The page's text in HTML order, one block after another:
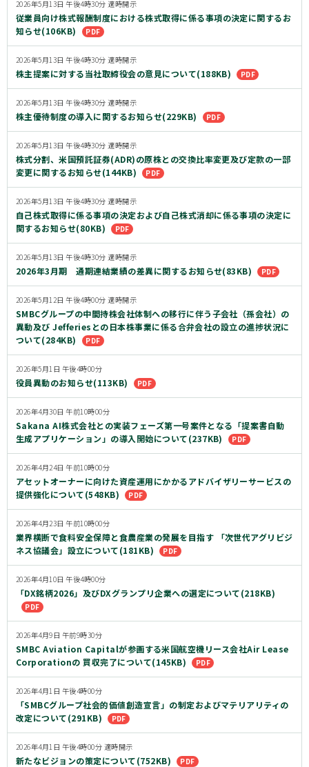
2026年5月13日 午後4時30分 適時開示
従業員向け株式報酬制度における株式取得に係る事項の決定に関するお
知らせ(106KB)
2026年5月13日 午後4時30分 適時開示
株主提案に対する当社取締役会の意見について(188KB)
2026年5月13日 午後4時30分 適時開示
株主優待制度の導入に関するお知らせ(229KB)
2026年5月13日 午後4時30分 適時開示
株式分割、米国預託証券(ADR)の原株との交換比率変更及び定款の一部
変更に関するお知らせ(144KB)
2026年5月13日 午後4時30分 適時開示
自己株式取得に係る事項の決定および自己株式消却に係る事項の決定に
関するお知らせ(80KB)
2026年5月13日 午後4時30分 適時開示
2026年3月期 通期連結業績の差異に関するお知らせ(83KB)
2026年5月12日 午後4時00分 適時開示
SMBCグループの中間持株会社体制への移行に伴う子会社（孫会社）の
異動及び Jefferiesとの日本株事業に係る合弁会社の設立の進捗状況に
ついて(284KB)
2026年5月1日 午後4時00分
役員異動のお知らせ(113KB)
2026年4月30日 午前10時00分
Sakana AI株式会社との実装フェーズ第一号案件となる「提案書自動
生成アプリケーション」の導入開始について(237KB)
2026年4月24日 午前10時00分
アセットオーナーに向けた資産運用にかかるアドバイザリーサービスの
提供強化について(548KB)
2026年4月23日 午前10時00分
業界横断で食料安全保障と食農産業の発展を目指す 「次世代アグリビジ
ネス協議会」設立について(181KB)
2026年4月10日 午後4時00分
「DX銘柄2026」及びDXグランプリ企業への選定について(218KB)
2026年4月9日 午前9時30分
SMBC Aviation Capitalが参画する米国航空機リース会社Air Lease
Corporationの 買収完了について(145KB)
2026年4月1日 午後4時00分
「SMBCグループ社会的価値創造宣言」の制定およびマテリアリティの
改定について(291KB)
2026年4月1日 午後4時00分 適時開示
新たなビジョンの策定について(752KB)